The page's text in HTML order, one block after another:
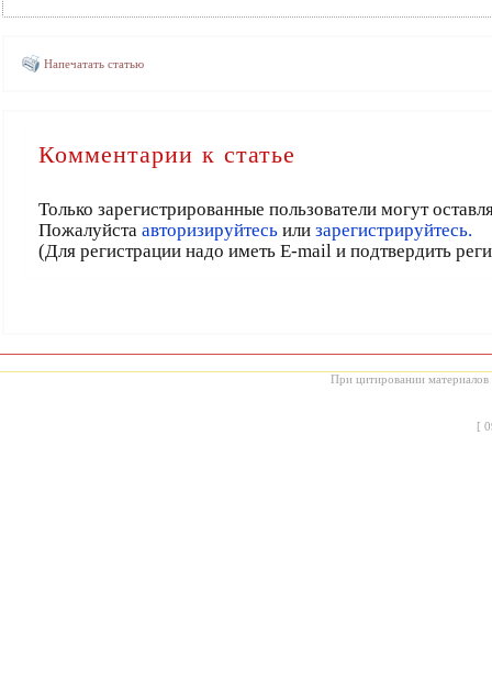
Напечатать статью
Комментарии к статье
Только зарегистрированные пользователи могут
Пожалуйста авторизируйтесьили зарегистрируйтесь.
(Для регистрации надо иметь E-mail и подтвердить
При цитировании материалов
[